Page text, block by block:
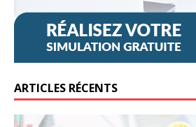
ARTICLES RÉCENTS